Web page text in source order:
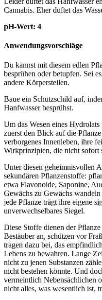
Cannabis. Eher duftet das
pH-Wert: 4
Anwendungsvorschläge
Du kannst mit diesem edlen
besprühen oder betupfen. Sei
andere Körperstellen.
Baue ein Schutzschild auf,
Hanfwasser besprühst.
Um das Wesen eines
zuerst den Blick auf die
verborgenes Innenleben, ihre
Wirkprinzipien, die nicht sofort
Unter diesen geheimnisvollen
sekundären Pflanzenstoffe:
etwa Flavonoide, Saponine,
Gewächs zu Gewächs
jede Pflanze trägt ihre eigene
unverwechselbares Siegel.
Diese Stoffe dienen der
Bestäuber an, schützen vor
tragen dazu bei, das
Lebens zu bewahren. Lange
nicht zu jenen Substanzen
nicht bestehen könnte. Und
vermeintlich Nebensächlichen
nicht alles, was wesentlich ist,